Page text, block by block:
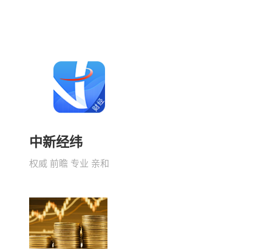
中新经纬
权威 前瞻 专业 亲和